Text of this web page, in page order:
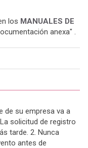
los MANUALES DE
anexa" .
de su empresa va a
solicitud de registro
tarde. 2. Nunca
antes de